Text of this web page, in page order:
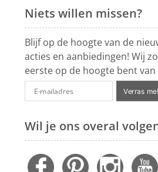
Niets willen missen?
Blijf op de hoogte van de
acties en aanbiedingen! Wij
eerste op de hoogte bent van
Verras me!
Wil je ons overal